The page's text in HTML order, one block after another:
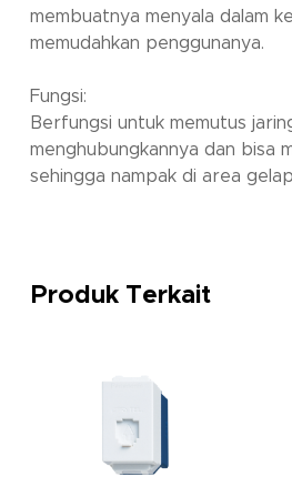
membuatnya menyala dalam
memudahkan penggunanya.
Fungsi:
Berfungsi untuk memutus
menghubungkannya dan bisa
sehingga nampak di area
Produk Terkait